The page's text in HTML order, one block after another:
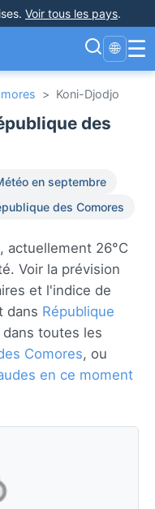
. Voir tous les pays.
🌐 ☰
> Koni-Djodjo
des
en septembre
des Comores
actuellement 26°C
Voir la prévision
et l'indice de
dans République
toutes les
Comores, ou
en ce moment